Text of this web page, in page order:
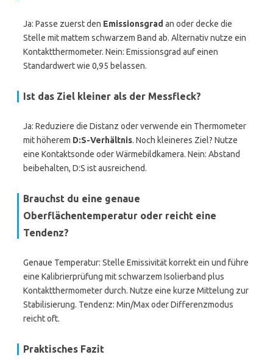
Ja: Passe zuerst den Emissionsgrad an oder decke die
Stelle mit mattem schwarzem Band ab. Alternativ nutze ein
Kontaktthermometer. Nein: Emissionsgrad auf einen
Standardwert wie 0,95 belassen.
Ist das Ziel kleiner als der Messfleck?
Ja: Reduziere die Distanz oder verwende ein Thermometer
mit höherem D:S-Verhältnis. Noch kleineres Ziel? Nutze
eine Kontaktsonde oder Wärmebildkamera. Nein: Abstand
beibehalten, D:S ist ausreichend.
Brauchst du eine genaue
Oberflächentemperatur oder reicht eine
Tendenz?
Genaue Temperatur: Stelle Emissivität korrekt ein und führe
eine Kalibrierprüfung mit schwarzem Isolierband plus
Kontaktthermometer durch. Nutze eine kurze Mittelung zur
Stabilisierung. Tendenz: Min/Max oder Differenzmodus
reicht oft.
Praktisches Fazit